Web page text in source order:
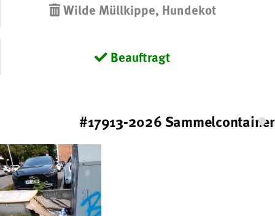
Wilde Müllkippe, Hundekot
Beauftragt
#17913-2026 Sammelcontainer